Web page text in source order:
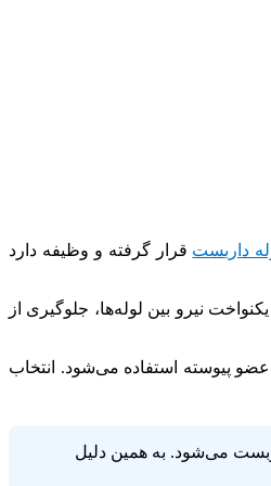
داربست قرار گرفته و وظیفه دارد
نیرو بین لوله‌ها، جلوگیری از
عضو پیوسته استفاده می‌شود. انتخاب
می‌شود. به همین دلیل